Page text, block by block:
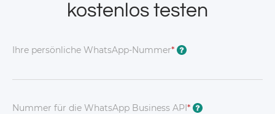
kostenlos testen
Ihre persönliche WhatsApp-Nummer* ?
Nummer für die WhatsApp Business API* ?